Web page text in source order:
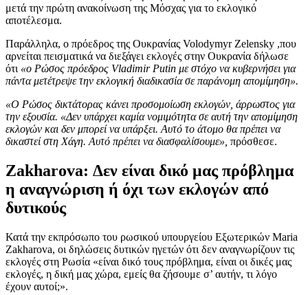
μετά την πρώτη ανακοίνωση της Μόσχας για το εκλογικό
αποτέλεσμα.
Παράλληλα, ο πρόεδρος της Ουκρανίας Volodymyr Zelensky ,που
αρνείται πεισματικά να διεξάγει εκλογές στην Ουκρανία δήλωσε
ότι «ο Ρώσος πρόεδρος Vladimir Putin με στόχο να κυβερνήσει για
πάντα μετέτρεψε την εκλογική διαδικασία σε παράνομη απομίμηση».
«Ο Ρώσος δικτάτορας κάνει προσομοίωση εκλογών, άρρωστος για
την εξουσία. «Δεν υπάρχει καμία νομιμότητα σε αυτή την απομίμηση
εκλογών και δεν μπορεί να υπάρξει. Αυτό το άτομο θα πρέπει να
δικαστεί στη Χάγη. Αυτό πρέπει να διασφαλίσουμε», πρόσθεσε.
Zakharova: Δεν είναι δικό μας πρόβλημα
η αναγνώριση ή όχι των εκλογών από
δυτικούς
Κατά την εκπρόσωπο του ρωσικού υπουργείου Εξωτερικών Maria
Zakharova, οι δηλώσεις δυτικών ηγετών ότι δεν αναγνωρίζουν τις
εκλογές στη Ρωσία «είναι δικό τους πρόβλημα, είναι οι δικές μας
εκλογές, η δική μας χώρα, εμείς θα ζήσουμε σ’ αυτήν, τι λόγο
έχουν αυτοί;».